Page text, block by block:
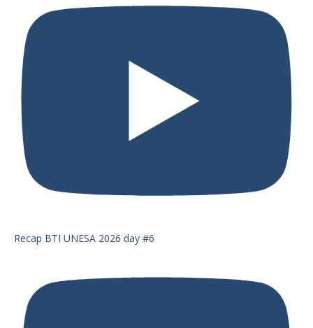
Recap BTI UNESA 2026 day #6